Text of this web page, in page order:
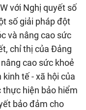
với Nghị quyết số
số giải pháp đột
và nâng cao sức
chỉ thị của Đảng
cao sức khoẻ
tế - xã hội của
thực hiện bảo hiểm
bảo đảm cho